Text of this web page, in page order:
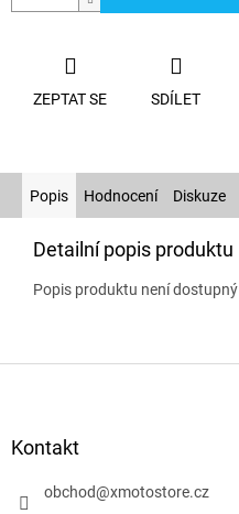
ZEPTAT SE SDÍLET
Popis Hodnocení Diskuze
Detailní popis produktu
Popis produktu není dostupný
Kontakt
obchod@xmotostore.cz